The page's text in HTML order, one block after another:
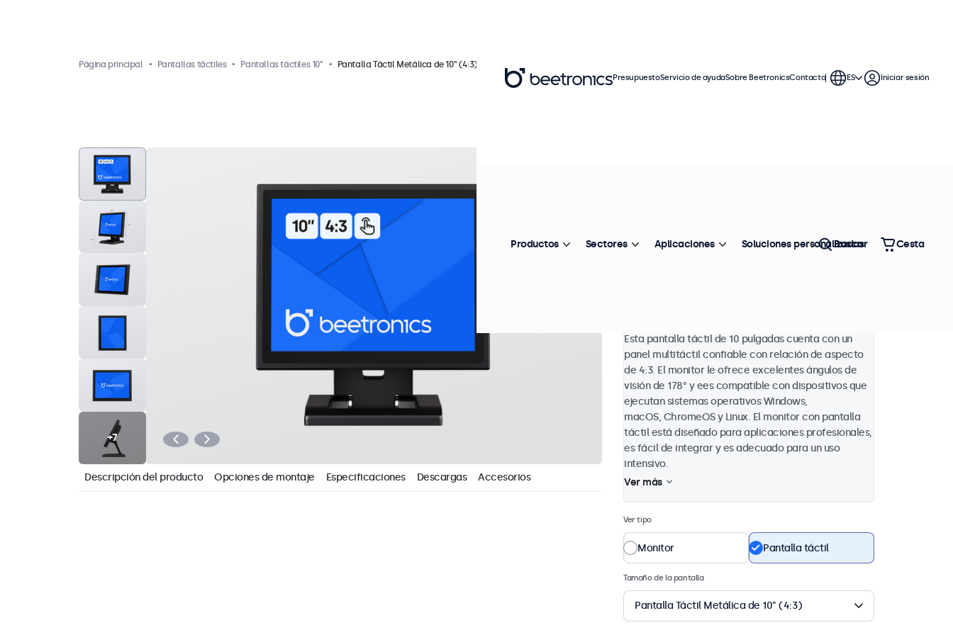
Página principal Pantallas táctiles Pantallas táctiles 10" Pantalla Táctil Metálica de 10" (4:3)
Descripción del producto Opciones de montaje Especificaciones Descargas Accesorios
Información del producto
Esta pantalla táctil de 10 pulgadas cuenta con un
panel multitáctil confiable con relación de aspecto
de 4:3. El monitor le ofrece excelentes ángulos de
visión de 178° y ees compatible con dispositivos que
ejecutan sistemas operativos Windows,
macOS, ChromeOS y Linux. El monitor con pantalla
táctil está diseñado para aplicaciones profesionales,
es fácil de integrar y es adecuado para un uso
intensivo.
Ver más
Ver tipo
Monitor Pantalla táctil
Tamaño de la pantalla
Pantalla Táctil Metálica de 10" (4:3)
PresupuestoServicio de ayudaSobre BeetronicsContacto ES Iniciar sesión
Productos Sectores Aplicaciones Soluciones personalizadas
Buscar Cesta